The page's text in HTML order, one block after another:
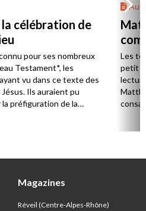
la célébration de
pour ses nombreux
Testament*, les
vu dans ce texte des
Ils auraient pu
préfiguration de la
Au
Les
petit
Magazines
Réveil (Centre-Alpes-Rhône)